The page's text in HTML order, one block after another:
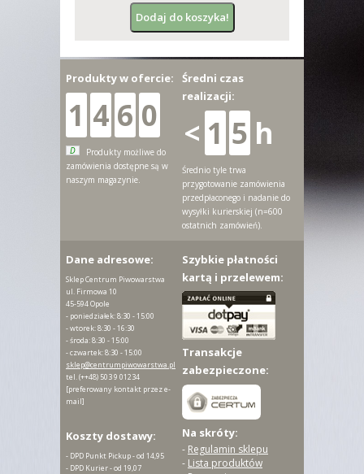
Produkty w ofercie:
1 4 6 0
D
Produkty możliwe do
zamówienia dostępne są w
naszym magazynie.
Średni czas
realizacji:
< 1 5 h
Średnio tyle trwa
przygotowanie zamówienia
przedpłaconego i nadanie do
wysyłki kurierskiej (n=600
ostatnich zamówień).
Dane adresowe:
Sklep Centrum Piwowarstwa
ul. Firmowa 10
45-594 Opole
- poniedziałek: 8:30 - 15:00
- wtorek: 8:30 - 16:30
- środa: 8:30 - 15:00
- czwartek: 8:30 - 15:00
sklep@centrumpiwowarstwa.pl
tel.(++48) 503 9 01234
[preferowany kontakt przez e-
mail]
Szybkie płatności
kartą i przelewem:
Transakcje
zabezpieczone:
Koszty dostawy:
- DPD Punkt Pickup - od 14,95
- DPD Kurier - od 19,07
Na skróty:
- Regulamin sklepu
- Lista produktów